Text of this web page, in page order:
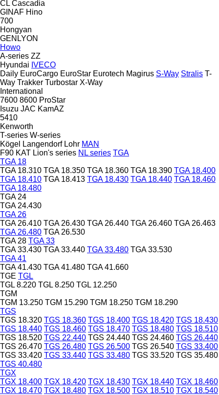
CL Cascadia
GINAF Hino
700
Hongyan
GENLYON
Howo
A-series ZZ
Hyundai IVECO
Daily EuroCargo EuroStar Eurotech Magirus S-Way Stralis T-
Way Trakker Turbostar X-Way
International
7600 8600 ProStar
Isuzu JAC KamAZ
5410
Kenworth
T-series W-series
Kögel
Langendorf Lohr MAN
F90 KAT Lion's series NL series TGA
TGA 18
TGA 18.310 TGA 18.350 TGA 18.360 TGA 18.390 TGA 18.400
TGA 18.410 TGA 18.413 TGA 18.430 TGA 18.440 TGA 18.460
TGA 18.480
TGA 24
TGA 24.430
TGA 26
TGA 26.410 TGA 26.430 TGA 26.440 TGA 26.460 TGA 26.463
TGA 26.480 TGA 26.530
TGA 28 TGA 33
TGA 33.430 TGA 33.440 TGA 33.480 TGA 33.530
TGA 41
TGA 41.430 TGA 41.480 TGA 41.660
TGE TGL
TGL 8.220 TGL 8.250 TGL 12.250
TGM
TGM 13.250 TGM 15.290 TGM 18.250 TGM 18.290
TGS
TGS 18.320 TGS 18.360 TGS 18.400 TGS 18.420 TGS 18.430
TGS 18.440 TGS 18.460 TGS 18.470 TGS 18.480 TGS 18.510
TGS 18.520 TGS 22.440 TGS 24.440 TGS 24.460 TGS 26.440
TGS 26.470 TGS 26.480 TGS 26.500 TGS 26.540 TGS 33.400
TGS 33.420 TGS 33.440 TGS 33.480 TGS 33.520 TGS 35.480
TGS 40.480
TGX
TGX 18.400 TGX 18.420 TGX 18.430 TGX 18.440 TGX 18.460
TGX 18.470 TGX 18.480 TGX 18.500 TGX 18.510 TGX 18.540